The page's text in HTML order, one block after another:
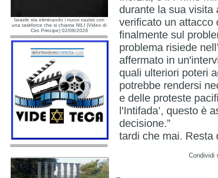
Israele sta eliminando i nuovi nazisti con
una taskforce che si chiama NILI (Video di
Ciro Principe) 02/08/2026
durante la sua visita
verificato un attacco
finalmente sul
problema risiede
affermato in
quali ulteriori poteri
potrebbe rendersi
e delle proteste
l'Intifada’, questo è
tardi che mai. Resta
Condividi